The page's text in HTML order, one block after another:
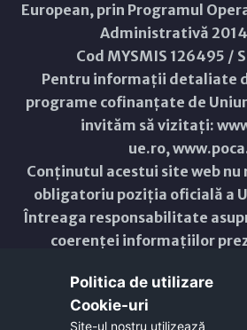
European, prin Programul
Administrativă
Cod MYSMIS 126495 /
Pentru informații detaliate
programe cofinanțate de
invităm să vizitați:
ue.ro,
Conținutul acestui site web nu
obligatoriu poziția oficială a
Întreaga responsabilitate
coerenței informațiilor
Copyright © 2021 - 2026 -
Politica de utilizare
Cookie-uri‎
Site-ul nostru utilizează